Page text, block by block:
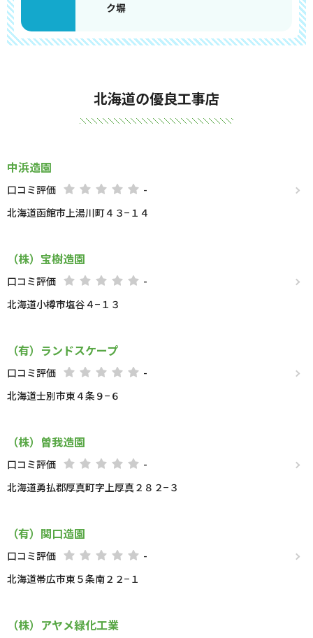
ク塀
北海道の優良工事店
中浜造園
口コミ評価
-
北海道函館市上湯川町４３−１４
（株）宝樹造園
口コミ評価
-
北海道小樽市塩谷４−１３
（有）ランドスケープ
口コミ評価
-
北海道士別市東４条９−６
（株）曽我造園
口コミ評価
-
北海道勇払郡厚真町字上厚真２８２−３
（有）関口造園
口コミ評価
-
北海道帯広市東５条南２２−１
（株）アヤメ緑化工業